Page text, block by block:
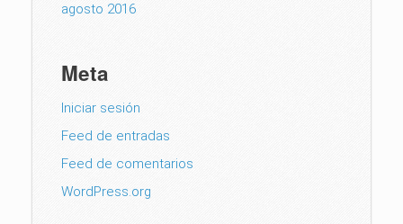
agosto 2016
Meta
Iniciar sesión
Feed de entradas
Feed de comentarios
WordPress.org